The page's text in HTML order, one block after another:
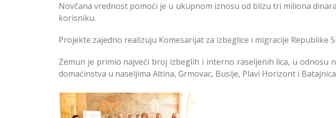
Novčana vrednost pomoći je u ukupnom iznosu od blizu tri miliona
korisniku.
Projekte zajedno realizuju Komesarijat za izbeglice i migracije Republike
Zemun je primio najveći broj izbeglih i interno raseljenih lica, u odnosu
domaćinstva u naseljima Altina, Grmovac, Busije, Plavi Horizont i